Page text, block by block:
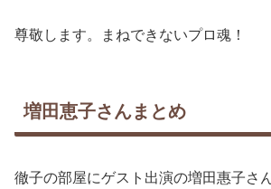
尊敬します。まねできないプロ魂！
増田恵子さんまとめ
徹子の部屋にゲスト出演の増田惠子さ